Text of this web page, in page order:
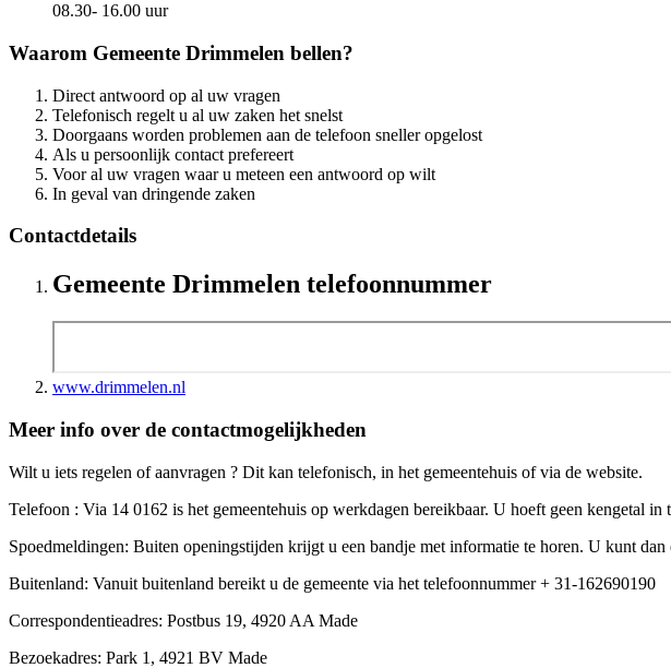
08.30- 16.00 uur
Waarom Gemeente Drimmelen bellen?
Direct antwoord op al uw vragen
Telefonisch regelt u al uw zaken het snelst
Doorgaans worden problemen aan de telefoon sneller opgelost
Als u persoonlijk contact prefereert
Voor al uw vragen waar u meteen een antwoord op wilt
In geval van dringende zaken
Contactdetails
Gemeente Drimmelen telefoonnummer
www.drimmelen.nl
Meer info over de contactmogelijkheden
Wilt u iets regelen of aanvragen ? Dit kan telefonisch, in het gemeentehuis of via de website.
Telefoon : Via 14 0162 is het gemeentehuis op werkdagen bereikbaar. U hoeft geen kengetal in
Spoedmeldingen: Buiten openingstijden krijgt u een bandje met informatie te horen. U kunt
Buitenland: Vanuit buitenland bereikt u de gemeente via het telefoonnummer + 31-162690190
Correspondentieadres: Postbus 19, 4920 AA Made
Bezoekadres: Park 1, 4921 BV Made